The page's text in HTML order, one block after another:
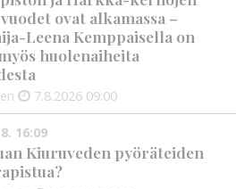
ovat alkamassa –
Leena Kemppaisella on
huolenaiheita
7.8.2026 09:00
16:09
Kiuruveden pyöräteiden